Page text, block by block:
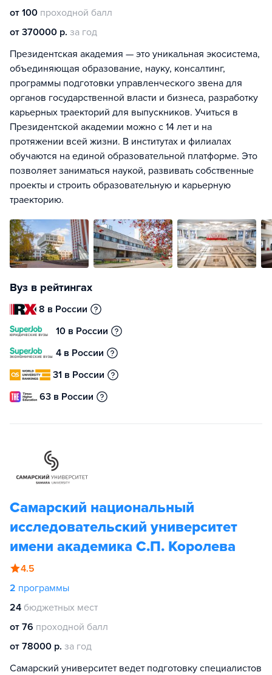
от 100 проходной балл
от 370000 р. за год
Президентская академия — это уникальная экосистема,
объединяющая образование, науку, консалтинг,
программы подготовки управленческого звена для
органов государственной власти и бизнеса, разработку
карьерных траекторий для выпускников. Учиться в
Президентской академии можно с 14 лет и на
протяжении всей жизни. В институтах и филиалах
обучаются на единой образовательной платформе. Это
позволяет заниматься наукой, развивать собственные
проекты и строить образовательную и карьерную
траекторию.
Вуз в рейтингах
8 в России
10 в России
4 в России
31 в России
63 в России
Самарский национальный
исследовательский университет
имени академика С.П. Королева
4.5
2 программы
24 бюджетных мест
от 76 проходной балл
от 78000 р. за год
Самарский университет ведет подготовку специалистов